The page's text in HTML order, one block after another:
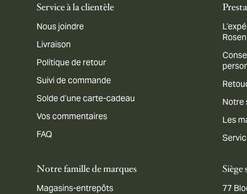
Service à la clientèle
Nous joindre
Livraison
Politique de retour
Suivi de commande
Solde d’une carte-cadeau
Vos commentaires
FAQ
Rosen
Notre
Les
Notre famille de marques
Magasins-entrepôts
Siège
77